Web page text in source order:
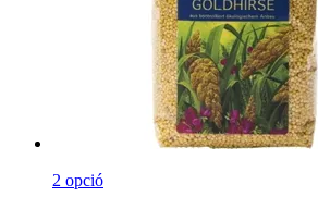
2 opció